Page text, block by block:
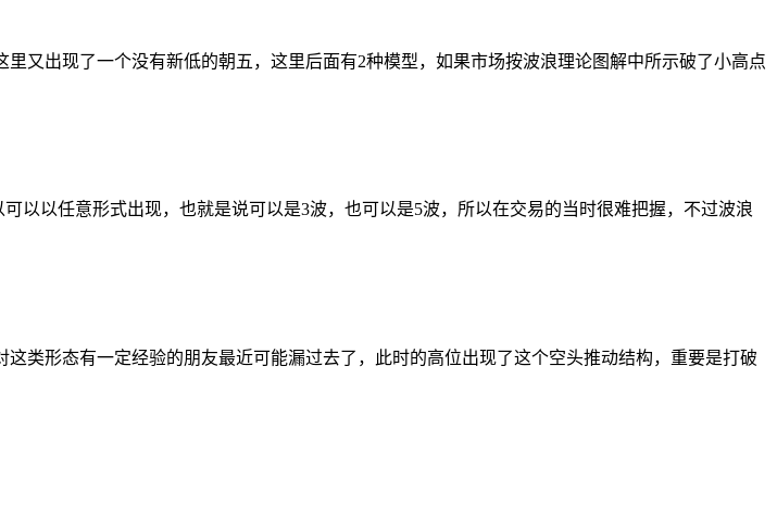
又出现了一个没有新低的朝五，这里后面有2种模型，如果市场按波浪理论图解中所示破了小高点
以以任意形式出现，也就是说可以是3波，也可以是5波，所以在交易的当时很难把握，不过波浪
类形态有一定经验的朋友最近可能漏过去了，此时的高位出现了这个空头推动结构，重要是打破